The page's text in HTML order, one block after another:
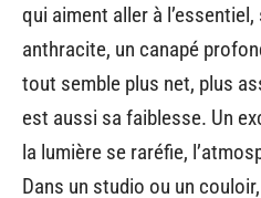
qui aiment aller à
anthracite, un canapé
tout semble plus net, plus
est aussi sa faiblesse. Un
la lumière se raréfie,
Dans un studio ou un